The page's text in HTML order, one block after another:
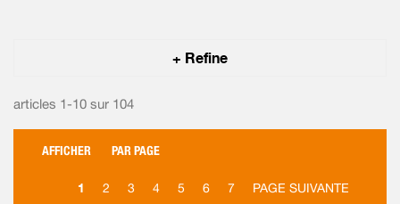
+ Refine
articles 1-10 sur 104
AFFICHER PAR PAGE
1 2 3 4 5 6 7 PAGE SUIVANTE